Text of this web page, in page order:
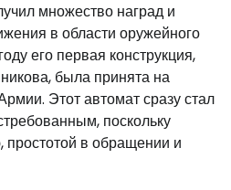
множество наград и
в области оружейного
его первая конструкция,
была принята на
Этот автомат сразу стал
поскольку
простотой в обращении и